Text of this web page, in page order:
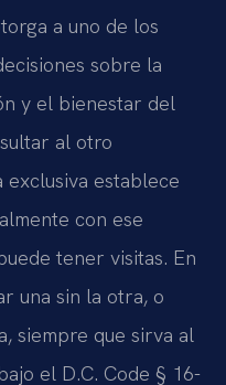
a uno de los
sobre la
y el bienestar del
al otro
exclusiva establece
con ese
tener visitas. En
una sin la otra, o
siempre que sirva al
el D.C. Code § 16-